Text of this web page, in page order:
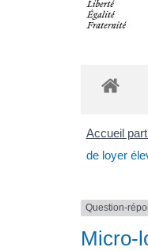
Accueil
de loyer
Question-
Micro-